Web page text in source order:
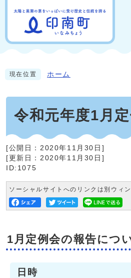
現在位置 ホーム
令和元年度1月
[公開日： 2020年11月30日 ]
[更新日： 2020年11月30日 ]
ID:1075
ソーシャルサイトへのリンクは別ウィ
1月定例会の報告につ
日時